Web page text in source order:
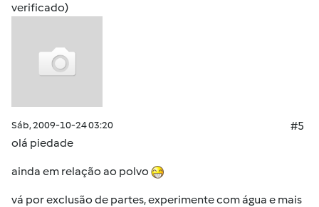
verificado)
Sáb, 2009-10-24 03:20
#5
olá piedade
ainda em relação ao polvo
vá por exclusão de partes, experimente com água e mais